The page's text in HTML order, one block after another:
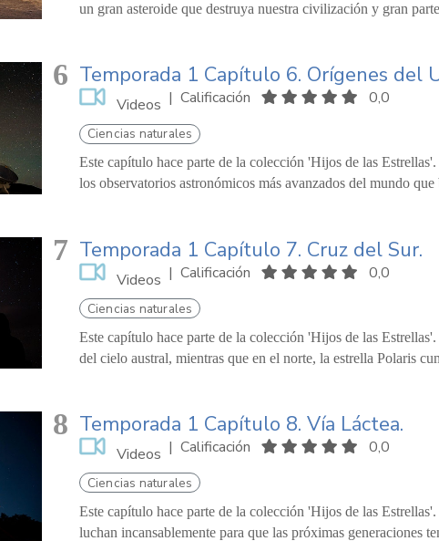
un gran asteroide que destruya nuestra civilización y gran
6 Temporada 1 Capítulo 6. Orígenes del
Videos | Calificación 0,0
Ciencias naturales
Este capítulo hace parte de la colección 'Hijos de las
los observatorios astronómicos más avanzados del mundo
7 Temporada 1 Capítulo 7. Cruz del Sur.
Videos | Calificación 0,0
Ciencias naturales
Este capítulo hace parte de la colección 'Hijos de las
del cielo austral, mientras que en el norte, la estrella Polaris
8 Temporada 1 Capítulo 8. Vía Láctea.
Videos | Calificación 0,0
Ciencias naturales
Este capítulo hace parte de la colección 'Hijos de las
luchan incansablemente para que las próximas generaciones